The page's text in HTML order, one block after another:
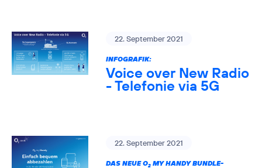
22. September 2021
INFOGRAFIK:
Voice over New Radio
- Telefonie via 5G
22. September 2021
DAS NEUE O2MY HANDY BUNDLE-